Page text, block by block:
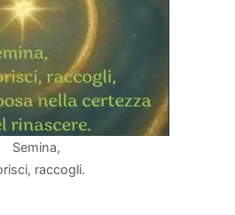
Semina,
raccogli.